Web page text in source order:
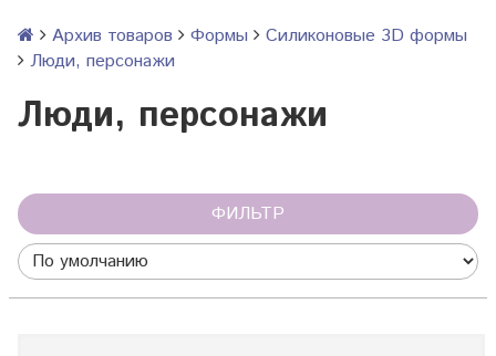
Архив товаров Формы
Силиконовые 3D формы
Люди, персонажи
Люди, персонажи
ФИЛЬТР